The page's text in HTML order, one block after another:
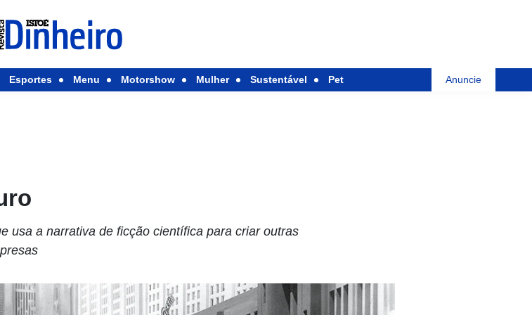
Esportes Menu Motorshow Mulher Sustentável Pet Anuncie
usa a narrativa de ficção científica para criar outras